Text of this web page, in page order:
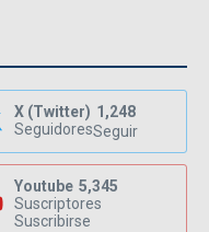
X (Twitter) 1,248
SeguidoresSeguir
Youtube 5,345
Suscriptores
Suscribirse